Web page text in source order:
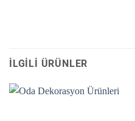
İLGILI ÜRÜNLER